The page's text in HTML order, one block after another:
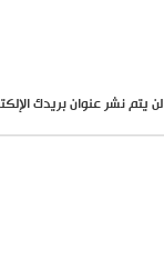
لن يتم نشر عنوان بريدك